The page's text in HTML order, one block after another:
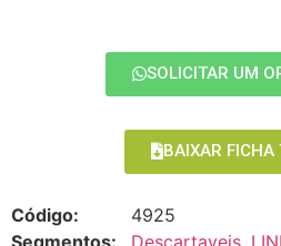
SOLICITAR UM
BAIXAR FICHA
Código:
4925